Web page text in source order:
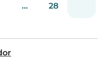
... 28